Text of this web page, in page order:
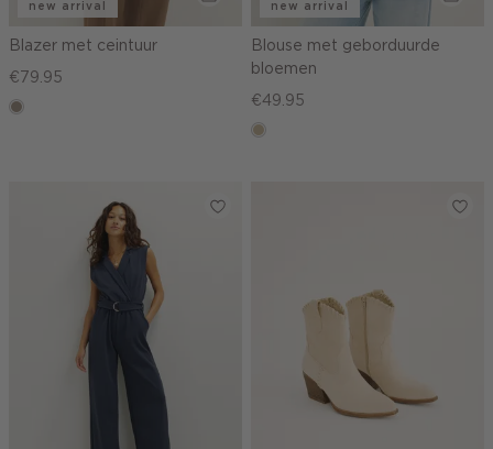
new arrival
Blazer met ceintuur
€79.95
taupe,
new arrival
Blouse met geborduurde
bloemen
€49.95
lichtzand